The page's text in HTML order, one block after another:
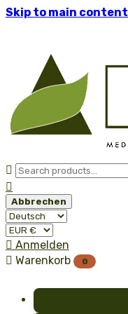
Skip to main content


Abbrechen
 Anmelden
 Warenkorb 0